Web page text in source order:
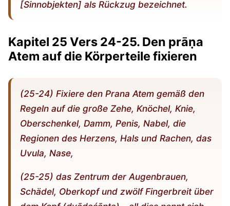
[Sinnobjekten] als Rückzug bezeichnet.
Kapitel 25 Vers 24-25. Den prāṇa
Atem auf die Körperteile fixieren
(25-24) Fixiere den Prana Atem gemäß den
Regeln auf die große Zehe, Knöchel, Knie,
Oberschenkel, Damm, Penis, Nabel, die
Regionen des Herzens, Hals und Rachen, das
Uvula, Nase,
(25-25) das Zentrum der Augenbrauen,
Schädel, Oberkopf und zwölf Fingerbreit über